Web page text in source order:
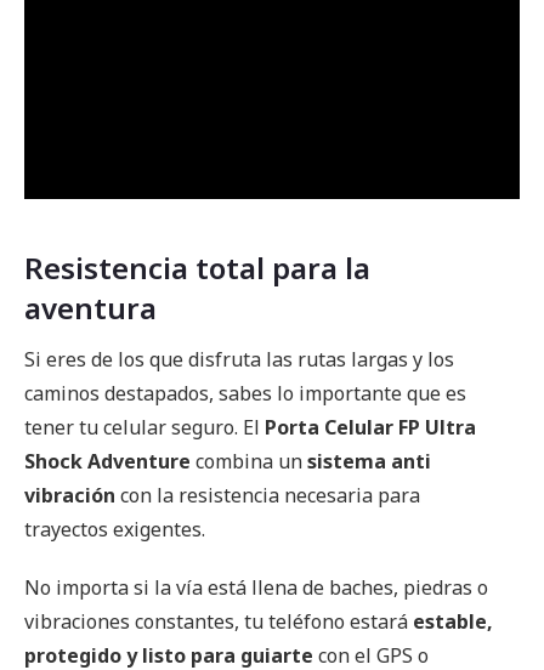
Resistencia total para la
aventura
Si eres de los que disfruta las rutas largas y los
caminos destapados, sabes lo importante que es
tener tu celular seguro. El Porta Celular FP Ultra
Shock Adventure combina unsistema anti
vibración con la resistencia necesaria para
trayectos exigentes.
No importa si la vía está llena de baches, piedras o
vibraciones constantes, tu teléfono estará estable,
protegido y listo para guiarte con el GPS o